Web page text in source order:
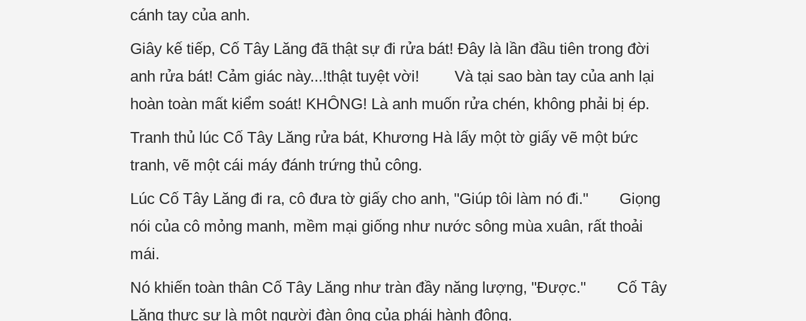
cánh tay của anh.
Giây kế tiếp, Cố Tây Lăng đã thật sự đi rửa bát! Đây là lần đầu tiên trong đời
anh rửa bát! Cảm giác này...!thật tuyệt vời! Và tại sao bàn tay của anh lại
hoàn toàn mất kiểm soát! KHÔNG! Là anh muốn rửa chén, không phải bị ép.
Tranh thủ lúc Cố Tây Lăng rửa bát, Khương Hà lấy một tờ giấy vẽ một bức
tranh, vẽ một cái máy đánh trứng thủ công.
Lúc Cố Tây Lăng đi ra, cô đưa tờ giấy cho anh, "Giúp tôi làm nó đi." Giọng
nói của cô mỏng manh, mềm mại giống như nước sông mùa xuân, rất thoải
mái.
Nó khiến toàn thân Cố Tây Lăng như tràn đầy năng lượng, "Được." Cố Tây
Lăng thực sự là một người đàn ông của phái hành động.